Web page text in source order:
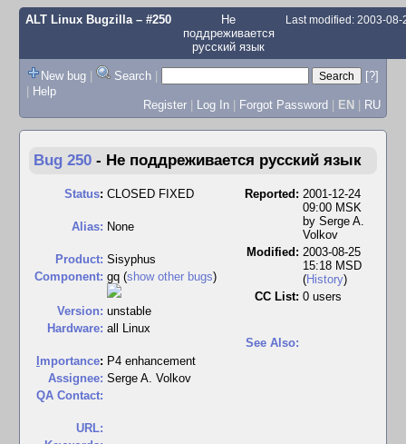
ALT Linux Bugzilla– #250
Не
поддреживается
русский язык
Last modified: 2003-
New bug | Search |
[?]
| Help
Register | Log In | Forgot Password | EN | RU
Bug 250 - Не поддреживается русский язык
Status: CLOSED FIXED
Alias: None
Product: Sisyphus
Component: gq (show other bugs)
Version: unstable
Hardware: all Linux
mportance: P4 enhancement
Assignee: Serge A. Volkov
QA Contact:
URL:
Reported: 2001-12-24
09:00 MSK
by Serge A.
Volkov
Modified: 2003-08-25
15:18 MSD
(History)
CC List: 0 users
See Also: